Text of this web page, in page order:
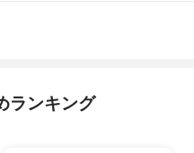
ランキング